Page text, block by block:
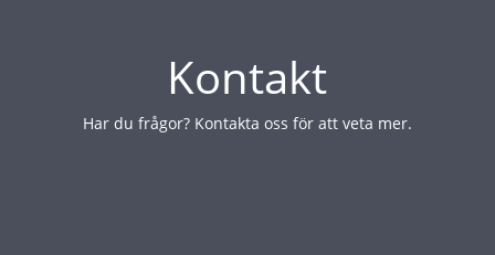
Kontakt
Har du frågor? Kontakta oss för att veta mer.